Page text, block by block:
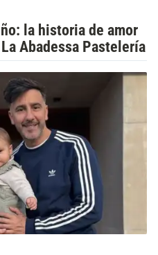
la historia de amor
Abadessa Pastelería